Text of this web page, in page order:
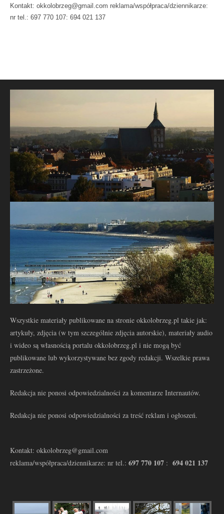
Kontakt: okkolobrzeg@gmail.com reklama/współpraca/dziennikarze:
nr tel.: 697 770 107: 694 021 137
Wszystkie materiały publikowane na stronie okkolobrzeg.pl takie jak:
artykuły, zdjęcia (w tym szczególnie zdjęcia autorskie), materiały audio
i wideo są własnością portalu okkolobrzeg.pl i nie mogą być
publikowane lub wykorzystywane bez zgody redakcji. Wszelkie prawa
zastrzeżone.
Redakcja nie ponosi odpowiedzialności za komentarze Internautów.
Redakcja nie ponosi odpowiedzialności za treść reklam i ogłoszeń.
Kontakt: okkolobrzeg@gmail.com
reklama/współpraca/dziennikarze: nr tel.: 697 770 107 : 694 021 137